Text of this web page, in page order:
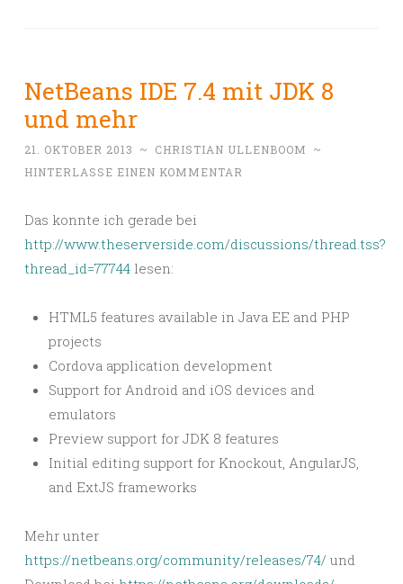
NetBeans IDE 7.4 mit JDK 8
und mehr
21. OKTOBER 2013 ~ CHRISTIAN ULLENBOOM
~
HINTERLASSE EINEN KOMMENTAR
Das konnte ich gerade bei
http://www.theserverside.com/discussions/thread.tss?
thread_id=77744 lesen:
HTML5 features available in Java EE and PHP
projects
Cordova application development
Support for Android and iOS devices and
emulators
Preview support for JDK 8 features
Initial editing support for Knockout, AngularJS,
and ExtJS frameworks
Mehr unter
https://netbeans.org/community/releases/74/ und